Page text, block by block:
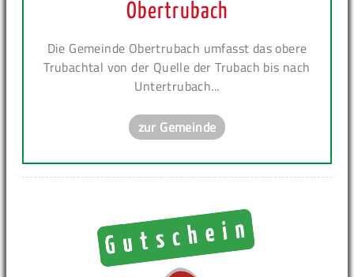
Obertrubach
Die Gemeinde Obertrubach umfasst das obere
Trubachtal von der Quelle der Trubach bis nach
Untertrubach...
zur Gemeinde